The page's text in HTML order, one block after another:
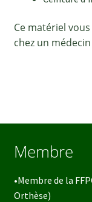
Ce matériel
chez un
Membre
•Membre de la
Orthèse)